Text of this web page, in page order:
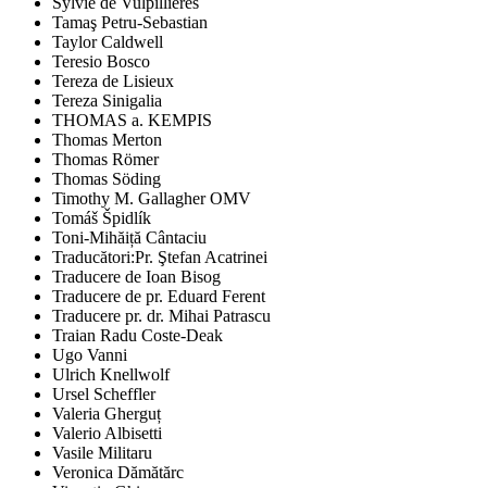
Tamaş Petru-Sebastian
Taylor Caldwell
Teresio Bosco
Tereza de Lisieux
Tereza Sinigalia
THOMAS a. KEMPIS
Thomas Merton
Thomas Römer
Thomas Söding
Timothy M. Gallagher OMV
Tomáš Špidlík
Toni-Mihăiță Cântaciu
Traducători:Pr. Ştefan Acatrinei
Traducere de Ioan Bisog
Traducere de pr. Eduard Ferent
Traducere pr. dr. Mihai Patrascu
Traian Radu Coste-Deak
Ugo Vanni
Ulrich Knellwolf
Ursel Scheffler
Valeria Gherguț
Valerio Albisetti
Vasile Militaru
Veronica Dămătărc